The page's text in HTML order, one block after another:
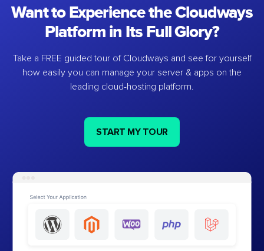
Want to Experience the Cloudways
Platform in Its Full Glory?
Take a FREE guided tour of Cloudways and see for yourself
how easily you can manage your server & apps on the
leading cloud-hosting platform.
START MY TOUR